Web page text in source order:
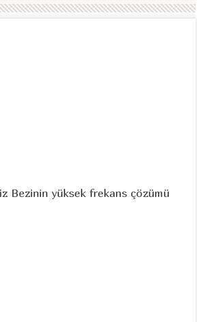
Bezinin yüksek frekans çözümü